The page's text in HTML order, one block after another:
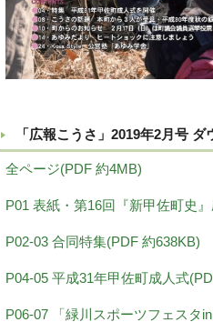
「広報こうさ」2019年2月号
全ページ(PDF 約4MB)
P01 表紙・第16回『新甲佐町史
P02-03 合同特集(PDF 約638KB)
P04-05 平成31年甲佐町成人式
P06-07 「緑川スポーツフェスタ